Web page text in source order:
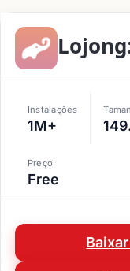
Instalações
1M+
Preço
Free